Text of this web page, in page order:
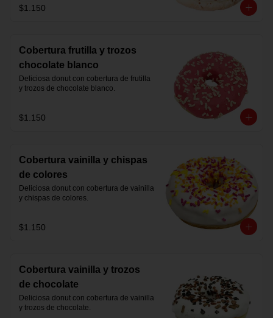
$1.150
Cobertura frutilla y trozos
chocolate blanco
Deliciosa donut con cobertura de frutilla
y trozos de chocolate blanco.
$1.150
Cobertura vainilla y chispas
de colores
Deliciosa donut con cobertura de vainilla
y chispas de colores.
$1.150
Cobertura vainilla y trozos
de chocolate
Deliciosa donut con cobertura de vainilla
y trozos de chocolate.